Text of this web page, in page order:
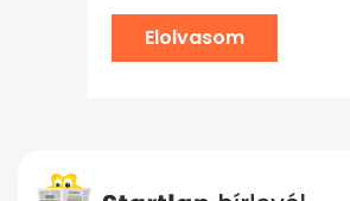
Elolvasom